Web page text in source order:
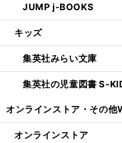
JUMP j-BOOKS
キッズ
集英社みらい文庫
集英社の児童図書 S-
オンラインストア・ その他
オンラインストア